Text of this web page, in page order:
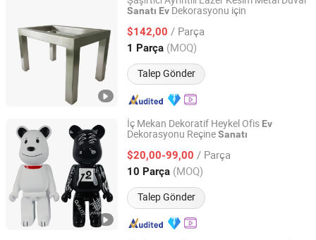
Sanatı Ev Dekorasyonu için
$142,00 / Parça
1 Parça (MOQ)
Talep Gönder
Zhuhai Shengwo Machinery Technology Co., Ltd.
Guangdong, China Fiyat 2023
İç Mekan Dekoratif Heykel Ofis Ev
Dekorasyonu ReçineSanatı
$20,00-99,00 / Parça
10 Parça (MOQ)
Talep Gönder
Shenzhen 7-Hong Technology Co. Ltd.
Guangdong, China Fiyat 2025